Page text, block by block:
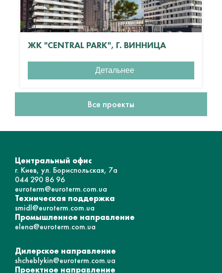
ЖК "CENTRAL PARK", Г. ВИННИЦА
Детальнее
Все проекты
Центральный офис
г. Киев, ул. Бориспольская, 7а
044 290 86 96
euroterm@euroterm.com.ua
Техническая поддержка
smidl@euroterm.com.ua
Промышленное направление
elena@euroterm.com.ua
Дилерское направление
shcheblykin@euroterm.com.ua
Проектное направление